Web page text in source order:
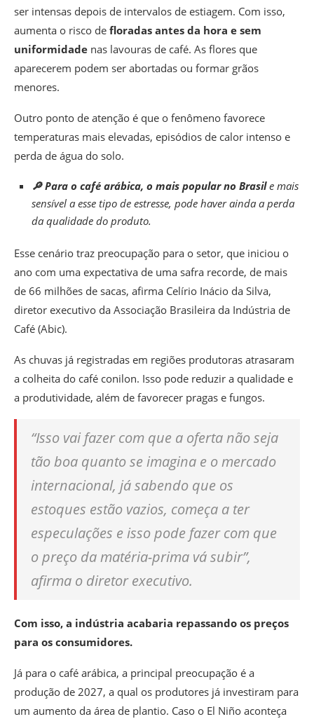
ser intensas depois de intervalos de estiagem. Com isso,
aumenta o risco de floradas antes da hora e sem
uniformidade nas lavouras de café. As flores que
aparecerem podem ser abortadas ou formar grãos
menores.
Outro ponto de atenção é que o fenômeno favorece
temperaturas mais elevadas, episódios de calor intenso e
perda de água do solo.
🔎 Para o café arábica, o mais popular no Brasile mais
sensível a esse tipo de estresse, pode haver ainda a perda
da qualidade do produto.
Esse cenário traz preocupação para o setor, que iniciou o
ano com uma expectativa de uma safra recorde, de mais
de 66 milhões de sacas, afirma Celírio Inácio da Silva,
diretor executivo da Associação Brasileira da Indústria de
Café (Abic).
As chuvas já registradas em regiões produtoras atrasaram
a colheita do café conilon. Isso pode reduzir a qualidade e
a produtividade, além de favorecer pragas e fungos.
“Isso vai fazer com que a oferta não seja
tão boa quanto se imagina e o mercado
internacional, já sabendo que os
estoques estão vazios, começa a ter
especulações e isso pode fazer com que
o preço da matéria-prima vá subir”,
afirma o diretor executivo.
Com isso, a indústria acabaria repassando os preços
para os consumidores.
Já para o café arábica, a principal preocupação é a
produção de 2027, a qual os produtores já investiram para
um aumento da área de plantio. Caso o El Niño aconteça